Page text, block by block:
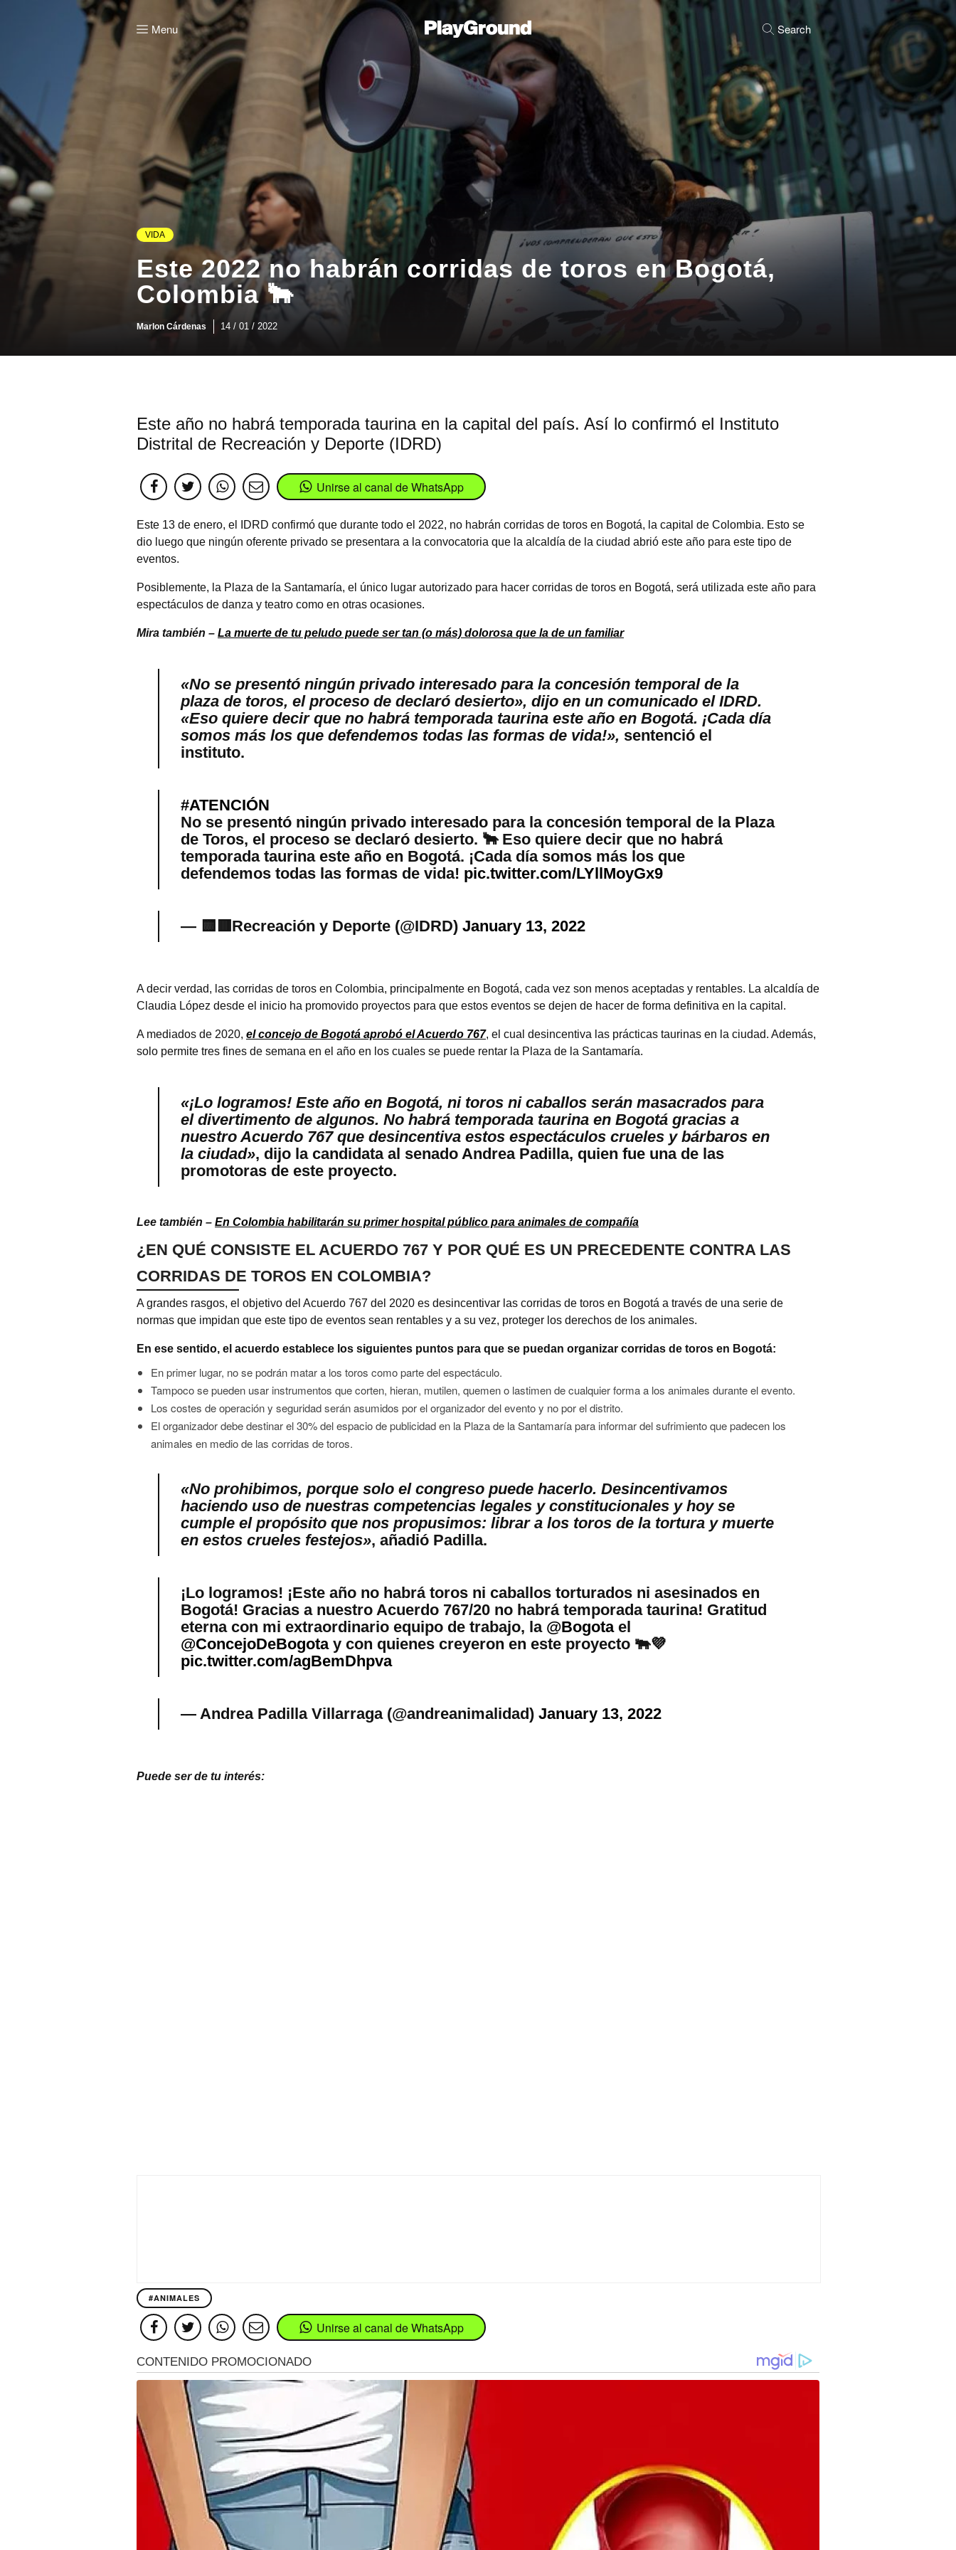
Menu Search
VIDA
Este 2022 no habrán corridas de toros en Bogotá,
Colombia 🐂
Marlon Cárdenas 14 / 01 / 2022
Este año no habrá temporada taurina en la capital del país. Así lo confirmó el Instituto
Distrital de Recreación y Deporte (IDRD)
Unirse al canal de WhatsApp
Este 13 de enero, el IDRD confirmó que durante todo el 2022, no habrán corridas de toros en Bogotá, la capital de Colombia. Esto se
dio luego que ningún oferente privado se presentara a la convocatoria que la alcaldía de la ciudad abrió este año para este tipo de
eventos.
Posiblemente, la Plaza de la Santamaría, el único lugar autorizado para hacer corridas de toros en Bogotá, será utilizada este año para
espectáculos de danza y teatro como en otras ocasiones.
Mira también – La muerte de tu peludo puede ser tan (o más) dolorosa que la de un familiar
«No se presentó ningún privado interesado para la concesión temporal de la
plaza de toros, el proceso de declaró desierto», dijo en un comunicado el IDRD.
«Eso quiere decir que no habrá temporada taurina este año en Bogotá. ¡Cada día
somos más los que defendemos todas las formas de vida!», sentenció el
instituto.
#ATENCIÓN
No se presentó ningún privado interesado para la concesión temporal de la Plaza
de Toros, el proceso se declaró desierto. 🐂 Eso quiere decir que no habrá
temporada taurina este año en Bogotá. ¡Cada día somos más los que
defendemos todas las formas de vida! pic.twitter.com/LYllMoyGx9
— 🟨🟥Recreación y Deporte (@IDRD) January 13, 2022
A decir verdad, las corridas de toros en Colombia, principalmente en Bogotá, cada vez son menos aceptadas y rentables. La alcaldía de
Claudia López desde el inicio ha promovido proyectos para que estos eventos se dejen de hacer de forma definitiva en la capital.
A mediados de 2020, el concejo de Bogotá aprobó el Acuerdo 767, el cual desincentiva las prácticas taurinas en la ciudad. Además,
solo permite tres fines de semana en el año en los cuales se puede rentar la Plaza de la Santamaría.
«¡Lo logramos! Este año en Bogotá, ni toros ni caballos serán masacrados para
el divertimento de algunos. No habrá temporada taurina en Bogotá gracias a
nuestro Acuerdo 767 que desincentiva estos espectáculos crueles y bárbaros en
la ciudad», dijo la candidata al senado Andrea Padilla, quien fue una de las
promotoras de este proyecto.
Lee también – En Colombia habilitarán su primer hospital público para animales de compañía
¿EN QUÉ CONSISTE EL ACUERDO 767 Y POR QUÉ ES UN PRECEDENTE CONTRA LAS
CORRIDAS DE TOROS EN COLOMBIA?
A grandes rasgos, el objetivo del Acuerdo 767 del 2020 es desincentivar las corridas de toros en Bogotá a través de una serie de
normas que impidan que este tipo de eventos sean rentables y a su vez, proteger los derechos de los animales.
En ese sentido, el acuerdo establece los siguientes puntos para que se puedan organizar corridas de toros en Bogotá:
En primer lugar, no se podrán matar a los toros como parte del espectáculo.
Tampoco se pueden usar instrumentos que corten, hieran, mutilen, quemen o lastimen de cualquier forma a los animales durante el evento.
Los costes de operación y seguridad serán asumidos por el organizador del evento y no por el distrito.
El organizador debe destinar el 30% del espacio de publicidad en la Plaza de la Santamaría para informar del sufrimiento que padecen los
animales en medio de las corridas de toros.
«No prohibimos, porque solo el congreso puede hacerlo. Desincentivamos
haciendo uso de nuestras competencias legales y constitucionales y hoy se
cumple el propósito que nos propusimos: librar a los toros de la tortura y muerte
en estos crueles festejos», añadió Padilla.
¡Lo logramos! ¡Este año no habrá toros ni caballos torturados ni asesinados en
Bogotá! Gracias a nuestro Acuerdo 767/20 no habrá temporada taurina! Gratitud
eterna con mi extraordinario equipo de trabajo, la @Bogotael
@ConcejoDeBogotay con quienes creyeron en este proyecto 🐃💜
pic.twitter.com/agBemDhpva
— Andrea Padilla Villarraga (@andreanimalidad) January 13, 2022
Puede ser de tu interés:
#ANIMALES
Unirse al canal de WhatsApp